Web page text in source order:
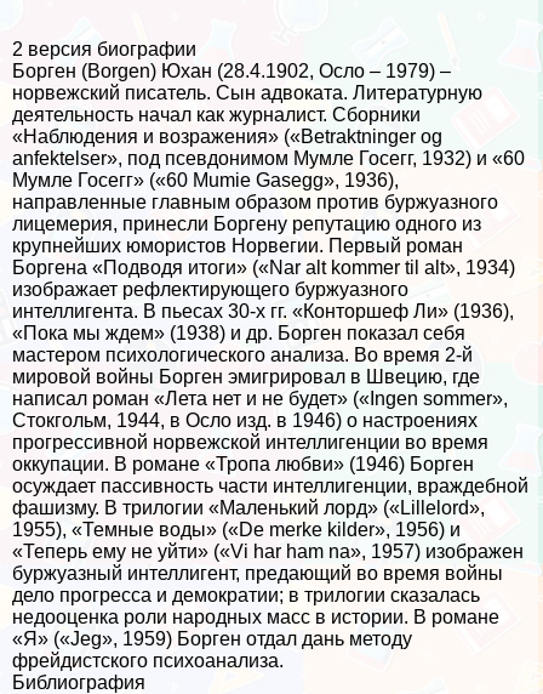
2 версия биографии
Борген (Borgen) Юхан (28.4.1902, Осло – 1979) –
норвежский писатель. Сын адвоката. Литературную
деятельность начал как журналист. Сборники
«Наблюдения и возражения» («Betraktninger og
anfektelser», под псевдонимом Мумле Госегг, 1932) и «60
Мумле Госегг» («60 Mumie Gasegg», 1936),
направленные главным образом против буржуазного
лицемерия, принесли Боргену репутацию одного из
крупнейших юмористов Норвегии. Первый роман
Боргена «Подводя итоги» («Nar alt kommer til alt», 1934)
изображает рефлектирующего буржуазного
интеллигента. В пьесах 30-х гг. «Конторшеф Ли» (1936),
«Пока мы ждем» (1938) и др. Борген показал себя
мастером психологического анализа. Во время 2-й
мировой войны Борген эмигрировал в Швецию, где
написал роман «Лета нет и не будет» («Ingen sommer»,
Стокгольм, 1944, в Осло изд. в 1946) о настроениях
прогрессивной норвежской интеллигенции во время
оккупации. В романе «Тропа любви» (1946) Борген
осуждает пассивность части интеллигенции, враждебной
фашизму. В трилогии «Маленький лорд» («Lillelord»,
1955), «Темные воды» («De merke kilder», 1956) и
«Теперь ему не уйти» («Vi har ham na», 1957) изображен
буржуазный интеллигент, предающий во время войны
дело прогресса и демократии; в трилогии сказалась
недооценка роли народных масс в истории. В романе
«Я» («Jeg», 1959) Борген отдал дань методу
фрейдистского психоанализа.
Библиография